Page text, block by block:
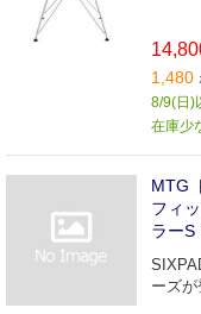
1,480
8/9(日)
在庫少
MTG
フィ
ラーS
ーズが